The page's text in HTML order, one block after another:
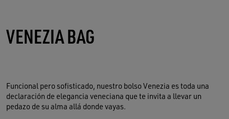
VENEZIA BAG
Funcional pero sofisticado, nuestro bolso Venezia es toda una
declaración de elegancia veneciana que te invita a llevar un
pedazo de su alma allá donde vayas.